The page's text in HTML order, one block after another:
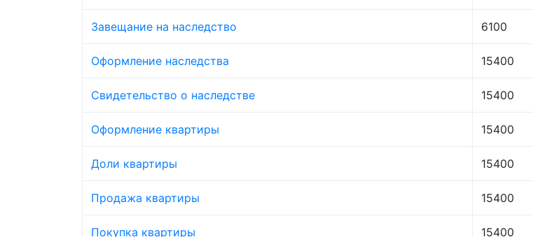
Завещание на наследство 6100
Оформление наследства 15400
Свидетельство о наследстве 15400
Оформление квартиры 15400
Доли квартиры 15400
Продажа квартиры 15400
Покупка квартиры 15400